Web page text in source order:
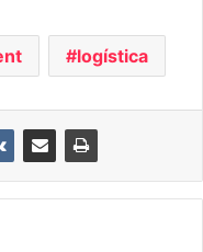
logística